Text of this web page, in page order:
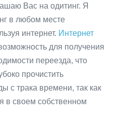
Вас на одитинг. Я
в любом месте
интернет. Интернет
для получения
переезда, что
прочистить
с трака времени, так как
в своем собственном